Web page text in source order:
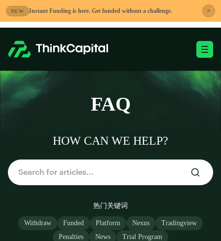
NEW Instant Funding is here. Get funded without a challenge. ×
到
内
切换移动端菜单
-
FAQ
HOW CAN WE HELP?
热门关键词
Withdraw Funded Platform Nexus
Tradingview
Penalties
News Trial Program